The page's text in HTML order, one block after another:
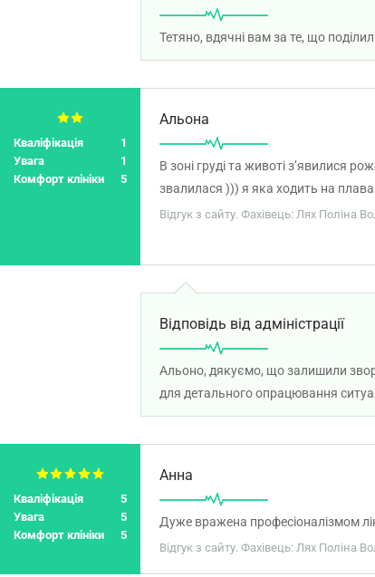
Тетяно, вдячні вам за те, що
Кваліфікація
1
Увага
1
Комфорт клініки
5
Альона
В зоні груді та животі зʼявилися
звалилася ))) я яка ходить на
це я плачу ??? Це капець ребята
Відгук з сайту. Фахівець: Лях Поліна
Відповідь від адміністрації
Альоно, дякуємо, що залишили
для детального опрацювання
Кваліфікація
5
Увага
5
Комфорт клініки
5
Анна
Дуже вражена професіоналізмом
Відгук з сайту. Фахівець: Лях Поліна